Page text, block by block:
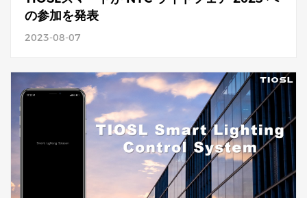
の参加を発表
2023-08-07